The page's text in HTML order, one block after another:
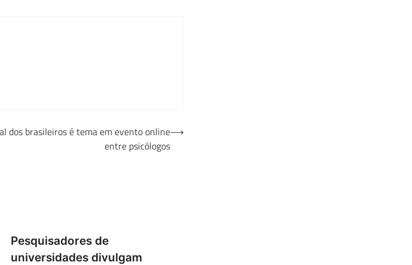
dos brasileiros é tema em evento online
entre psicólogos
⟶
Pesquisadores de
universidades divulgam